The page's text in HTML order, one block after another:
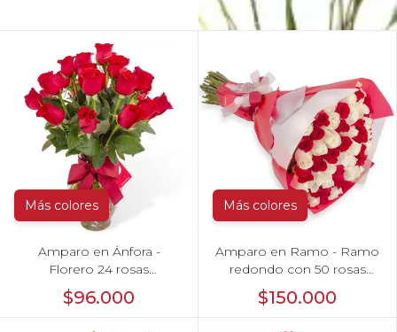
Más colores
Amparo en Ánfora -
Florero 24 rosas
ecuatorianas rojo
$96.000
Más colores
Amparo en Ramo - Ramo
redondo con 50 rosas
blanco y rojo
$150.000